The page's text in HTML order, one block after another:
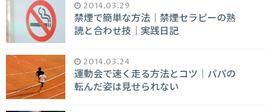
2014.03.29
禁煙で簡単な方法｜禁煙セラピーの熟
読と合わせ技｜実践日記
2014.03.24
運動会で速く走る方法とコツ｜パパの
転んだ姿は見せられない